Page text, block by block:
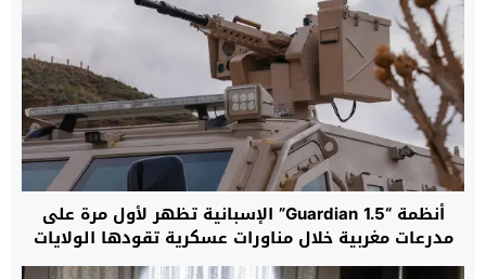
أنظمة “Guardian 1.5” الإسبانية تظهر لأول مرة على
مدرعات مغربية خلال مناورات عسكرية تقودها الولايات
المتحدة بإفريقيا